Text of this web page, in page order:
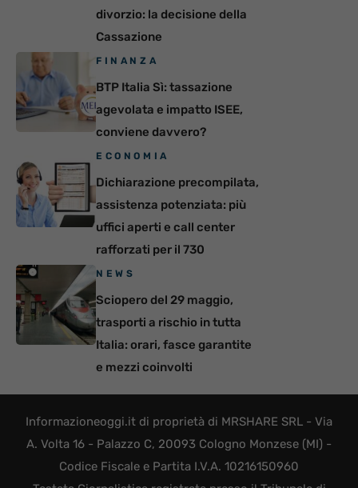
divorzio: la decisione della
Cassazione
FINANZA
BTP Italia Sì: tassazione
agevolata e impatto ISEE,
conviene davvero?
ECONOMIA
Dichiarazione precompilata,
assistenza potenziata: più
uffici aperti e call center
rafforzati per il 730
NEWS
Sciopero del 29 maggio,
trasporti a rischio in tutta
Italia: orari, fasce garantite
e mezzi coinvolti
Informazioneoggi.it di proprietà di MRSHARE SRL - Via
A. Volta 16 - Palazzo C, 20093 Cologno Monzese (MI) -
Codice Fiscale e Partita I.V.A. 10216150960